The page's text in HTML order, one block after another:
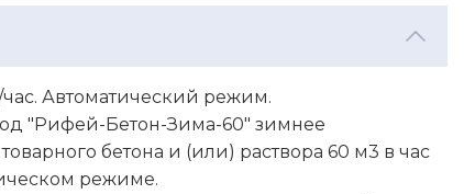
Автоматический режим.
"Рифей-Бетон-Зима-60" зимнее
бетона и (или) раствора 60 м3 в час
режиме.